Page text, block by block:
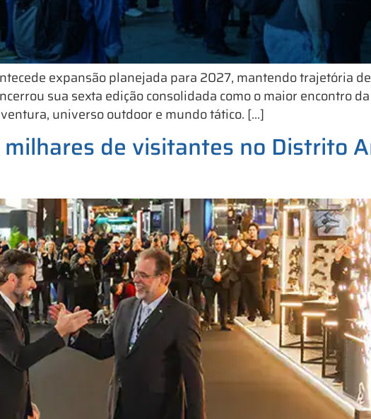
expansão planejada para 2027, mantendo trajetória
sua sexta edição consolidada como o maior encontro
universo outdoor e mundo tático. […]
de visitantes no Distrito